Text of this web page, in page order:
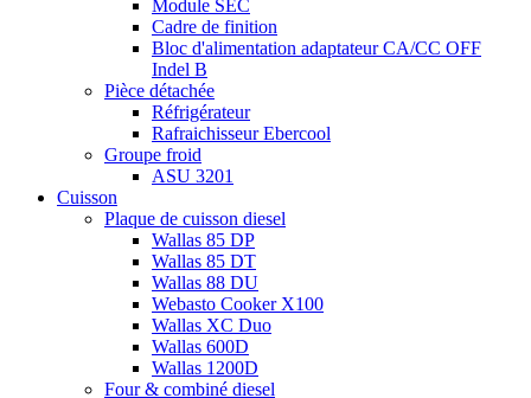
Module SEC
Cadre de finition
Bloc d'alimentation adaptateur CA/CC OFF
Indel B
Pièce détachée
Réfrigérateur
Rafraichisseur Ebercool
Groupe froid
ASU 3201
Cuisson
Plaque de cuisson diesel
Wallas 85 DP
Wallas 85 DT
Wallas 88 DU
Webasto Cooker X100
Wallas XC Duo
Wallas 600D
Wallas 1200D
Four & combiné diesel